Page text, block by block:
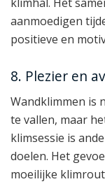
aanmoedigen
positieve en
8. Plezier en
Wandklimmen is
te vallen, maar
klimsessie is
doelen. Het
moeilijke